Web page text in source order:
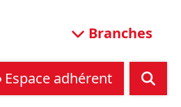
Branches
Espace adhérent